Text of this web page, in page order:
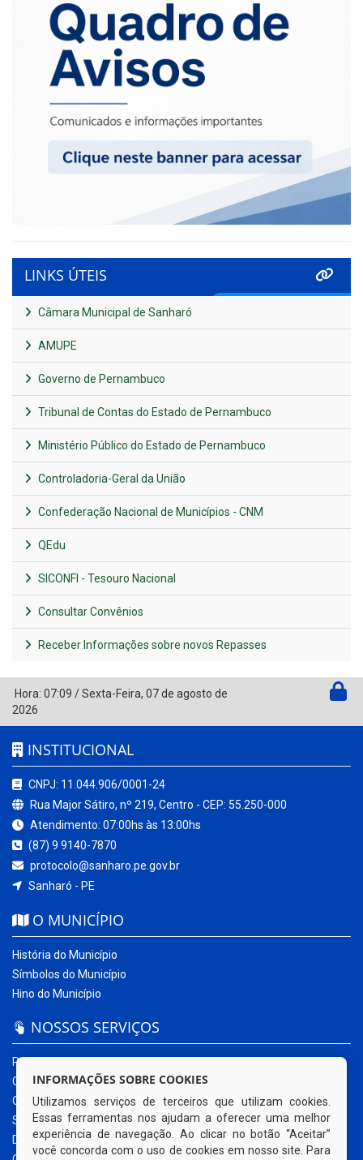
LINKS ÚTEIS
Câmara Municipal de Sanharó
AMUPE
Governo de Pernambuco
Tribunal de Contas do Estado de Pernambuco
Ministério Público do Estado de Pernambuco
Controladoria-Geral da União
Confederação Nacional de Municípios - CNM
QEdu
SICONFI - Tesouro Nacional
Consultar Convênios
Receber Informações sobre novos Repasses
Hora: 07:09 /Sexta-Feira, 07 de agosto de
2026
INSTITUCIONAL
CNPJ: 11.044.906/0001-24
Rua Major Sátiro, nº 219, Centro - CEP: 55.250-000
Atendimento: 07:00hs às 13:00hs
(87) 9 9140-7870
protocolo@sanharo.pe.gov.br
Sanharó - PE
O MUNICÍPIO
História do Município
Símbolos do Município
Hino do Município
NOSSOS SERVIÇOS
Portal da Transparência
Carta de Serviços ao Usuário
Ouvidoria Municipal
Sistema Eletrônico – e-SIC
Diário Oficial
INFORMAÇÕES SOBRE COOKIES
Utilizamos serviços de terceiros que utilizam cookies.
Essas ferramentas nos ajudam a oferecer uma melhor
experiência de navegação. Ao clicar no botão “Aceitar”
você concorda com o uso de cookies em nosso site. Para